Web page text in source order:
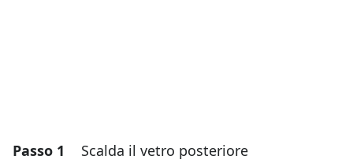
Passo 1 Scalda il vetro posteriore